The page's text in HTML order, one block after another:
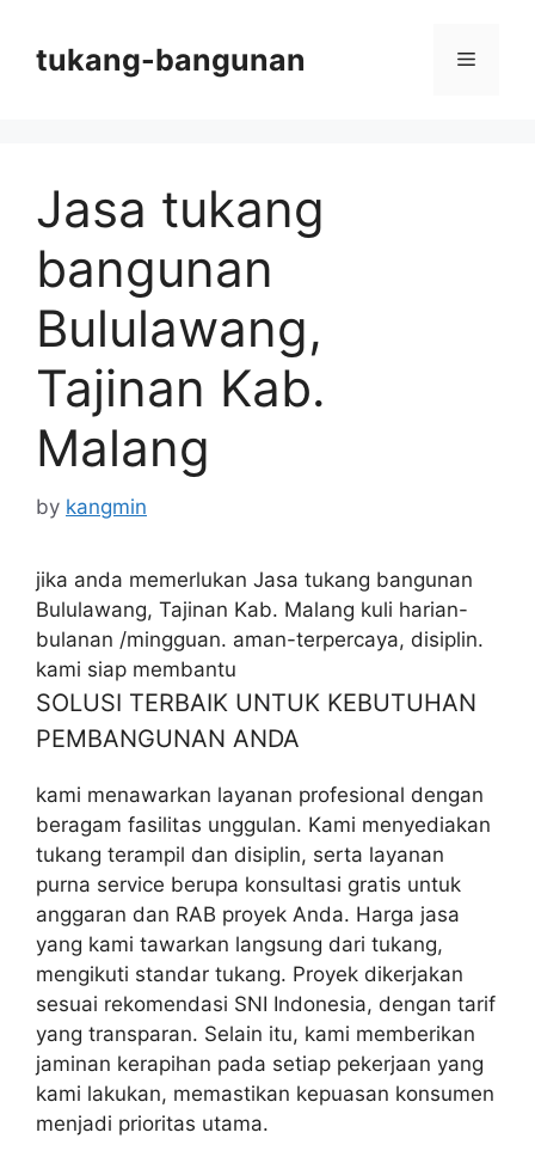
contenttukang-bangunan Menu
Jasa tukang
bangunan
Bululawang,
Tajinan Kab.
Malang
by kangmin
jika anda memerlukan Jasa tukang bangunan
Bululawang, Tajinan Kab. Malang kuli harian-
bulanan /mingguan. aman-terpercaya, disiplin.
kami siap membantu
SOLUSI TERBAIK UNTUK KEBUTUHAN
PEMBANGUNAN ANDA
kami menawarkan layanan profesional dengan
beragam fasilitas unggulan. Kami menyediakan
tukang terampil dan disiplin, serta layanan
purna service berupa konsultasi gratis untuk
anggaran dan RAB proyek Anda. Harga jasa
yang kami tawarkan langsung dari tukang,
mengikuti standar tukang. Proyek dikerjakan
sesuai rekomendasi SNI Indonesia, dengan tarif
yang transparan. Selain itu, kami memberikan
jaminan kerapihan pada setiap pekerjaan yang
kami lakukan, memastikan kepuasan konsumen
menjadi prioritas utama.